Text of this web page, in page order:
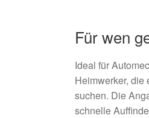
Für wen
Ideal für
Heimwerker, die
suchen. Die
schnelle